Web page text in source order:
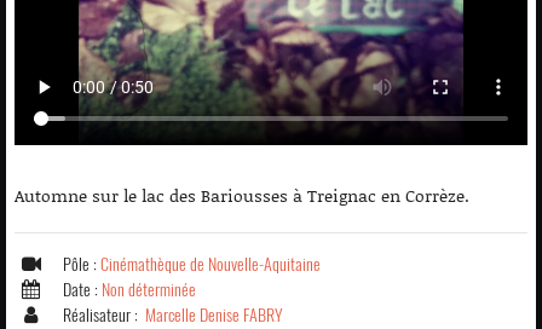
Automne sur le lac des Bariousses à Treignac en Corrèze.
Pôle : Cinémathèque de Nouvelle-Aquitaine
Date : Non déterminée
Réalisateur : Marcelle Denise FABRY